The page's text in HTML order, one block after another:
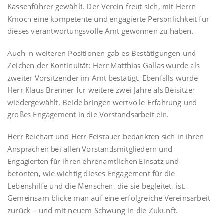
Kassenführer gewählt. Der Verein freut sich, mit Herrn
Kmoch eine kompetente und engagierte Persönlichkeit für
dieses verantwortungsvolle Amt gewonnen zu haben.
Auch in weiteren Positionen gab es Bestätigungen und
Zeichen der Kontinuität: Herr Matthias Gallas wurde als
zweiter Vorsitzender im Amt bestätigt. Ebenfalls wurde
Herr Klaus Brenner für weitere zwei Jahre als Beisitzer
wiedergewählt. Beide bringen wertvolle Erfahrung und
großes Engagement in die Vorstandsarbeit ein.
Herr Reichart und Herr Feistauer bedankten sich in ihren
Ansprachen bei allen Vorstandsmitgliedern und
Engagierten für ihren ehrenamtlichen Einsatz und
betonten, wie wichtig dieses Engagement für die
Lebenshilfe und die Menschen, die sie begleitet, ist.
Gemeinsam blicke man auf eine erfolgreiche Vereinsarbeit
zurück – und mit neuem Schwung in die Zukunft.